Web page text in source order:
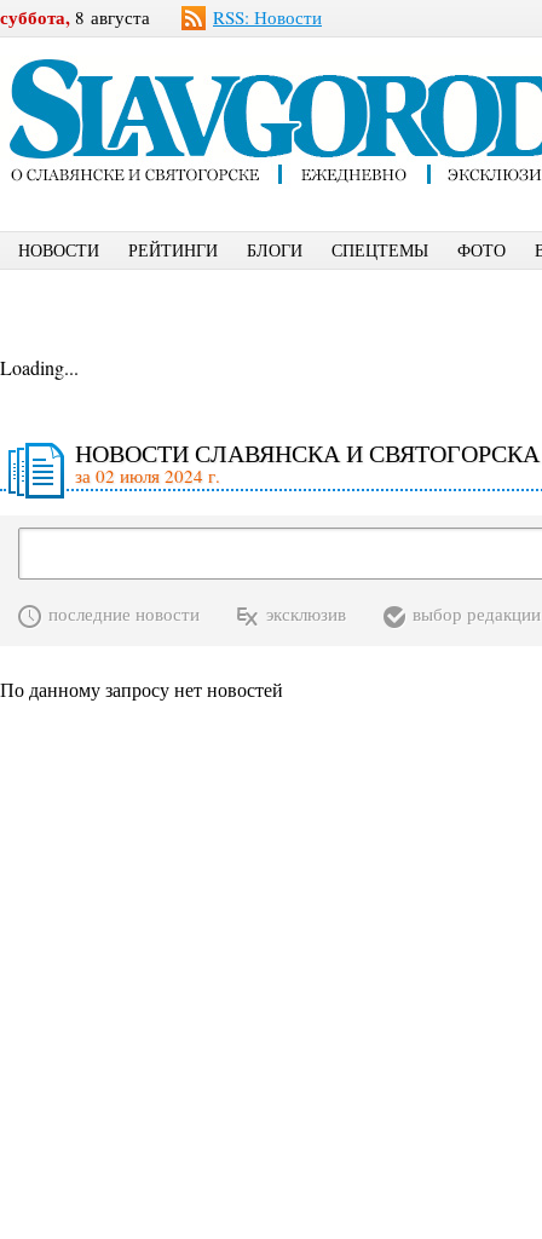
суббота, 8 августа RSS: Новости
НОВОСТИ РЕЙТИНГИ БЛОГИ СПЕЦТЕМЫ ФОТО
Loading...
НОВОСТИ СЛАВЯНСКА И СВЯТОГОРСКА
за 02 июля 2024 г.
последние новости эксклюзив выбор редакции
По данному запросу нет новостей